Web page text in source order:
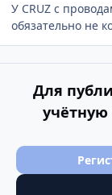
У CRUZ с
обязательно не
Для
учётную